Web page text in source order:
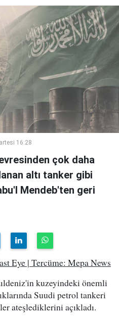
16:28
çok daha
altı tanker gibi
Mendeb'ten geri
Eye | Tercüme: Mepa News
kuzeyindeki önemli
Suudi petrol tankeri
ateşlediklerini açıkladı.